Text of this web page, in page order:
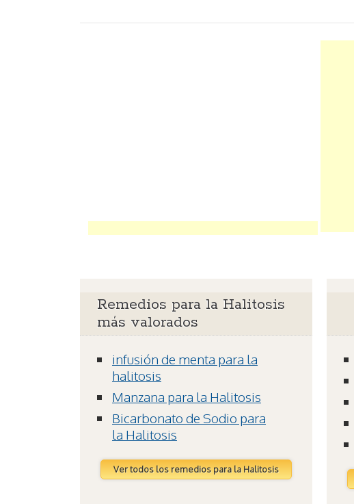
Remedios para la Halitosis
más valorados
infusión de menta para la
halitosis
Manzana para la Halitosis
Bicarbonato de Sodio para
la Halitosis
Ver todos los remedios para la Halitosis